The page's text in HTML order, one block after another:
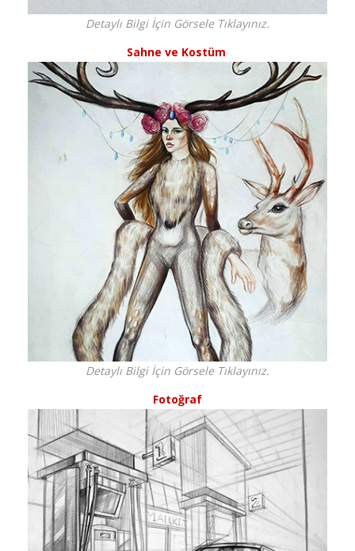
Detaylı Bilgi İçin Görsele Tıklayınız.
Sahne ve Kostüm
Detaylı Bilgi İçin Görsele Tıklayınız.
Fotoğraf